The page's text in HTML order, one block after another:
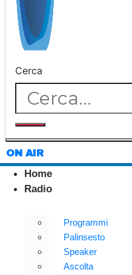
Cerca
ON AIR
Home
Radio
Programmi
Palinsesto
Speaker
Ascolta